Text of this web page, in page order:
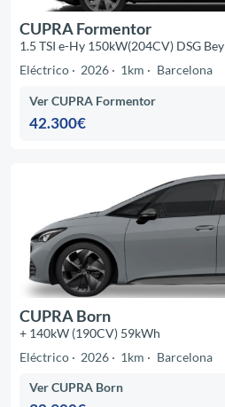
CUPRA Formentor
1.5 TSI e-Hy 150kW(204CV) DSG
Eléctrico
2026 1km Barcelona
Ver CUPRA Formentor
42.300€
CUPRA Born
+ 140kW (190CV) 59kWh
Eléctrico
2026 1km Barcelona
Ver CUPRA Born